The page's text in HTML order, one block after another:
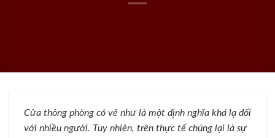
Cửa thông phòng có vẻ như là một định nghĩa khá lạ đối
với nhiều người. Tuy nhiên, trên thực tế chúng lại là sự